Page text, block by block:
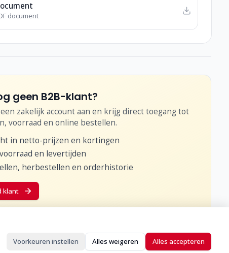
document
geen B2B-klant?
zakelijk account aan en krijg direct toegang tot
voorraad en online bestellen.
in netto-prijzen en kortingen
en levertijden
herbestellen en orderhistorie
klant
Voorkeuren instellen Alles weigeren Alles accepteren